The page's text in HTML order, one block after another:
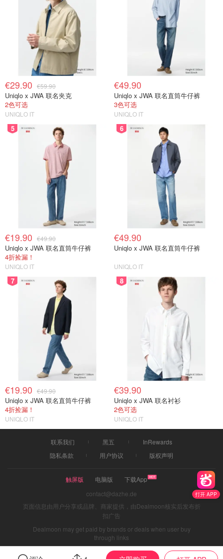
打开 APP
€29.90 €59.90
Uniqlo x JWA 联名夹克
2色可选
UNIQLO IT
€49.90
Uniqlo x JWA 联名直筒牛仔裤
3色可选
UNIQLO IT
5
€19.90 €49.90
Uniqlo x JWA 联名直筒牛仔裤
4折捡漏！
UNIQLO IT
6
€49.90
Uniqlo x JWA 联名直筒牛仔裤
UNIQLO IT
7
€19.90 €49.90
Uniqlo x JWA 联名直筒牛仔裤
4折捡漏！
UNIQLO IT
8
€39.90
Uniqlo x JWA 联名衬衫
2色可选
UNIQLO IT
联系我们 黑五
InRewards
隐私条款
用户协议 版权声明
触屏版 电脑版
下载App
contact@dazhe.de
页面信息由用户分享或品牌、商家提供，由Dealmoon核实后发布折
扣广告
Dealmoon may get paid by brands or deals when user buy
through links